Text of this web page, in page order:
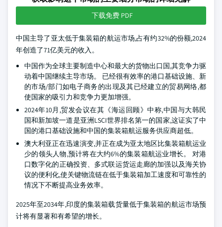
下载免费 PDF
中国主导了亚太低于集装箱的航运市场,占有约32%的份额,2024
年创造了71亿美元的收入。
中国作为全球主要制造中心和最大的货物出口国,其竞争力驱
动着中国继续主导市场。 已经很有效率的港口基础设施、新
的市场/部门如电子商务的出现及其已经建立的贸易网络,都
使国家的吸引力和竞争力更加增强。
2024年10月,贸发会议在其《海运回顾》中称,中国与大韩民
国和新加坡一道是亚洲LSCI世界排名第一的国家,这证实了中
国的港口基础设施和中国的集装箱航运服务供应商超低。
澳大利亚正在迅速演变,并正在成为亚太地区比集装箱航运业
少的领头人物,预计将在大约6%的集装箱航运业增长。 对港
口数字化的正确投资、多式联运货运走廊的加强以及海关协
议的便利化,使关键物流链在低于集装箱加工速度和可靠性的
情况下不断提高业务效率。
2025年至2034年,印度的集装箱载货量低于集装箱的航运市场预
计将有显著和有希望的增长。